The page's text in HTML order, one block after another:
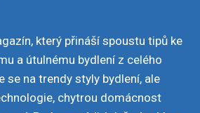
který přináší spoustu tipů ke
a útulnému bydlení z celého
se na trendy styly bydlení, ale
chytrou domácnost